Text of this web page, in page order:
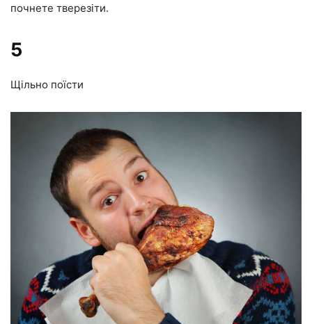
почнете тверезіти.
5
Щільно поїсти